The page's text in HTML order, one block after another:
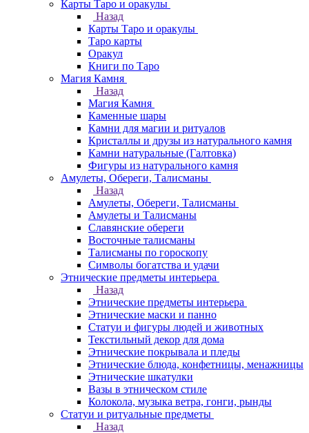
Карты Таро и оракулы
Назад
Карты Таро и оракулы
Таро карты
Оракул
Книги по Таро
Магия Камня
Назад
Магия Камня
Каменные шары
Камни для магии и ритуалов
Кристаллы и друзы из натурального камня
Камни натуральные (Галтовка)
Фигуры из натурального камня
Амулеты, Обереги, Талисманы
Назад
Амулеты, Обереги, Талисманы
Амулеты и Талисманы
Славянские обереги
Восточные талисманы
Талисманы по гороскопу
Символы богатства и удачи
Этнические предметы интерьера
Назад
Этнические предметы интерьера
Этнические маски и панно
Статуи и фигуры людей и животных
Текстильный декор для дома
Этнические покрывала и пледы
Этнические блюда, конфетницы, менажницы
Этнические шкатулки
Вазы в этническом стиле
Колокола, музыка ветра, гонги, рынды
Статуи и ритуальные предметы
Назад